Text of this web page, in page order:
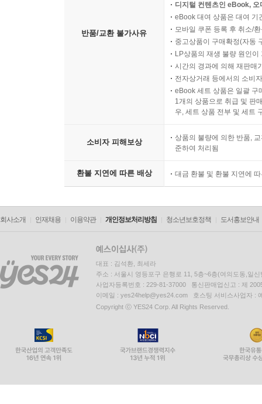
반품/교환 불가사유
디지털 컨텐츠인 eBook,
eBook 대여 상품은 대여 기
모바일 쿠폰 등록 후 취소/
중고상품이 구매확정(자동
LP상품의 재생 불량 원인
시간의 경과에 의해 재판매
전자상거래 등에서의 소비
eBook 세트 상품은 일괄 구
1개의 상품으로 취급 및 판
우, 세트 상품 전부 및 세트
소비자 피해보상
상품의 불량에 의한 반품,
준하여 처리됨
환불 지연에 따른 배상 대금 환불 및 환불 지연에
회사소개 인재채용 이용약관 개인정보처리방침 청소년보호정책 도서홍보안내
대표 : 김석환, 최세라
주소 : 서울시 영등포구 은행로 11, 5층~6층(여의도동,일신
사업자등록번호 : 229-81-37000 통신판매업신고 : 제
이메일 : yes24help@yes24.com 호스팅 서비스사업자 :
Copyright ⓒ YES24 Corp. All Rights Reserved.